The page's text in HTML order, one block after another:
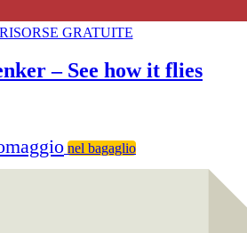
RISORSE GRATUITE
– See how it flies
nel bagaglio